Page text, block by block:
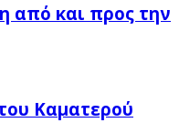
από και προς την
Καματερού